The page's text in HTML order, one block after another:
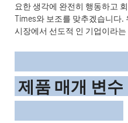
요한 생각에 완전히 행동하고
Times와 보조를 맞추겠습니다.
시장에서 선도적 인 기업이라
제품 매개 변수